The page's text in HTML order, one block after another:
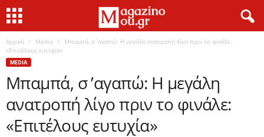
Αρχική Media
Μπαμπά, σ ’αγαπώ: Η μεγάλη ανατροπή λίγο πριν το φινάλε:
«Επιτέλους ευτυχία»
MEDIA
Μπαμπά, σ ’αγαπώ: Η μεγάλη
ανατροπή λίγο πριν το φινάλε:
«Επιτέλους ευτυχία»